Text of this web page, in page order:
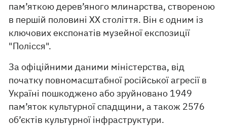
пам’яткою дерев’яного млинарства, створеною
в першій половині ХХ століття. Він є одним із
ключових експонатів музейної експозиції
"Полісся".
За офіційними даними міністерства, від
початку повномасштабної російської агресії в
Україні пошкоджено або зруйновано 1949
пам’яток культурної спадщини, а також 2576
об’єктів культурної інфраструктури.